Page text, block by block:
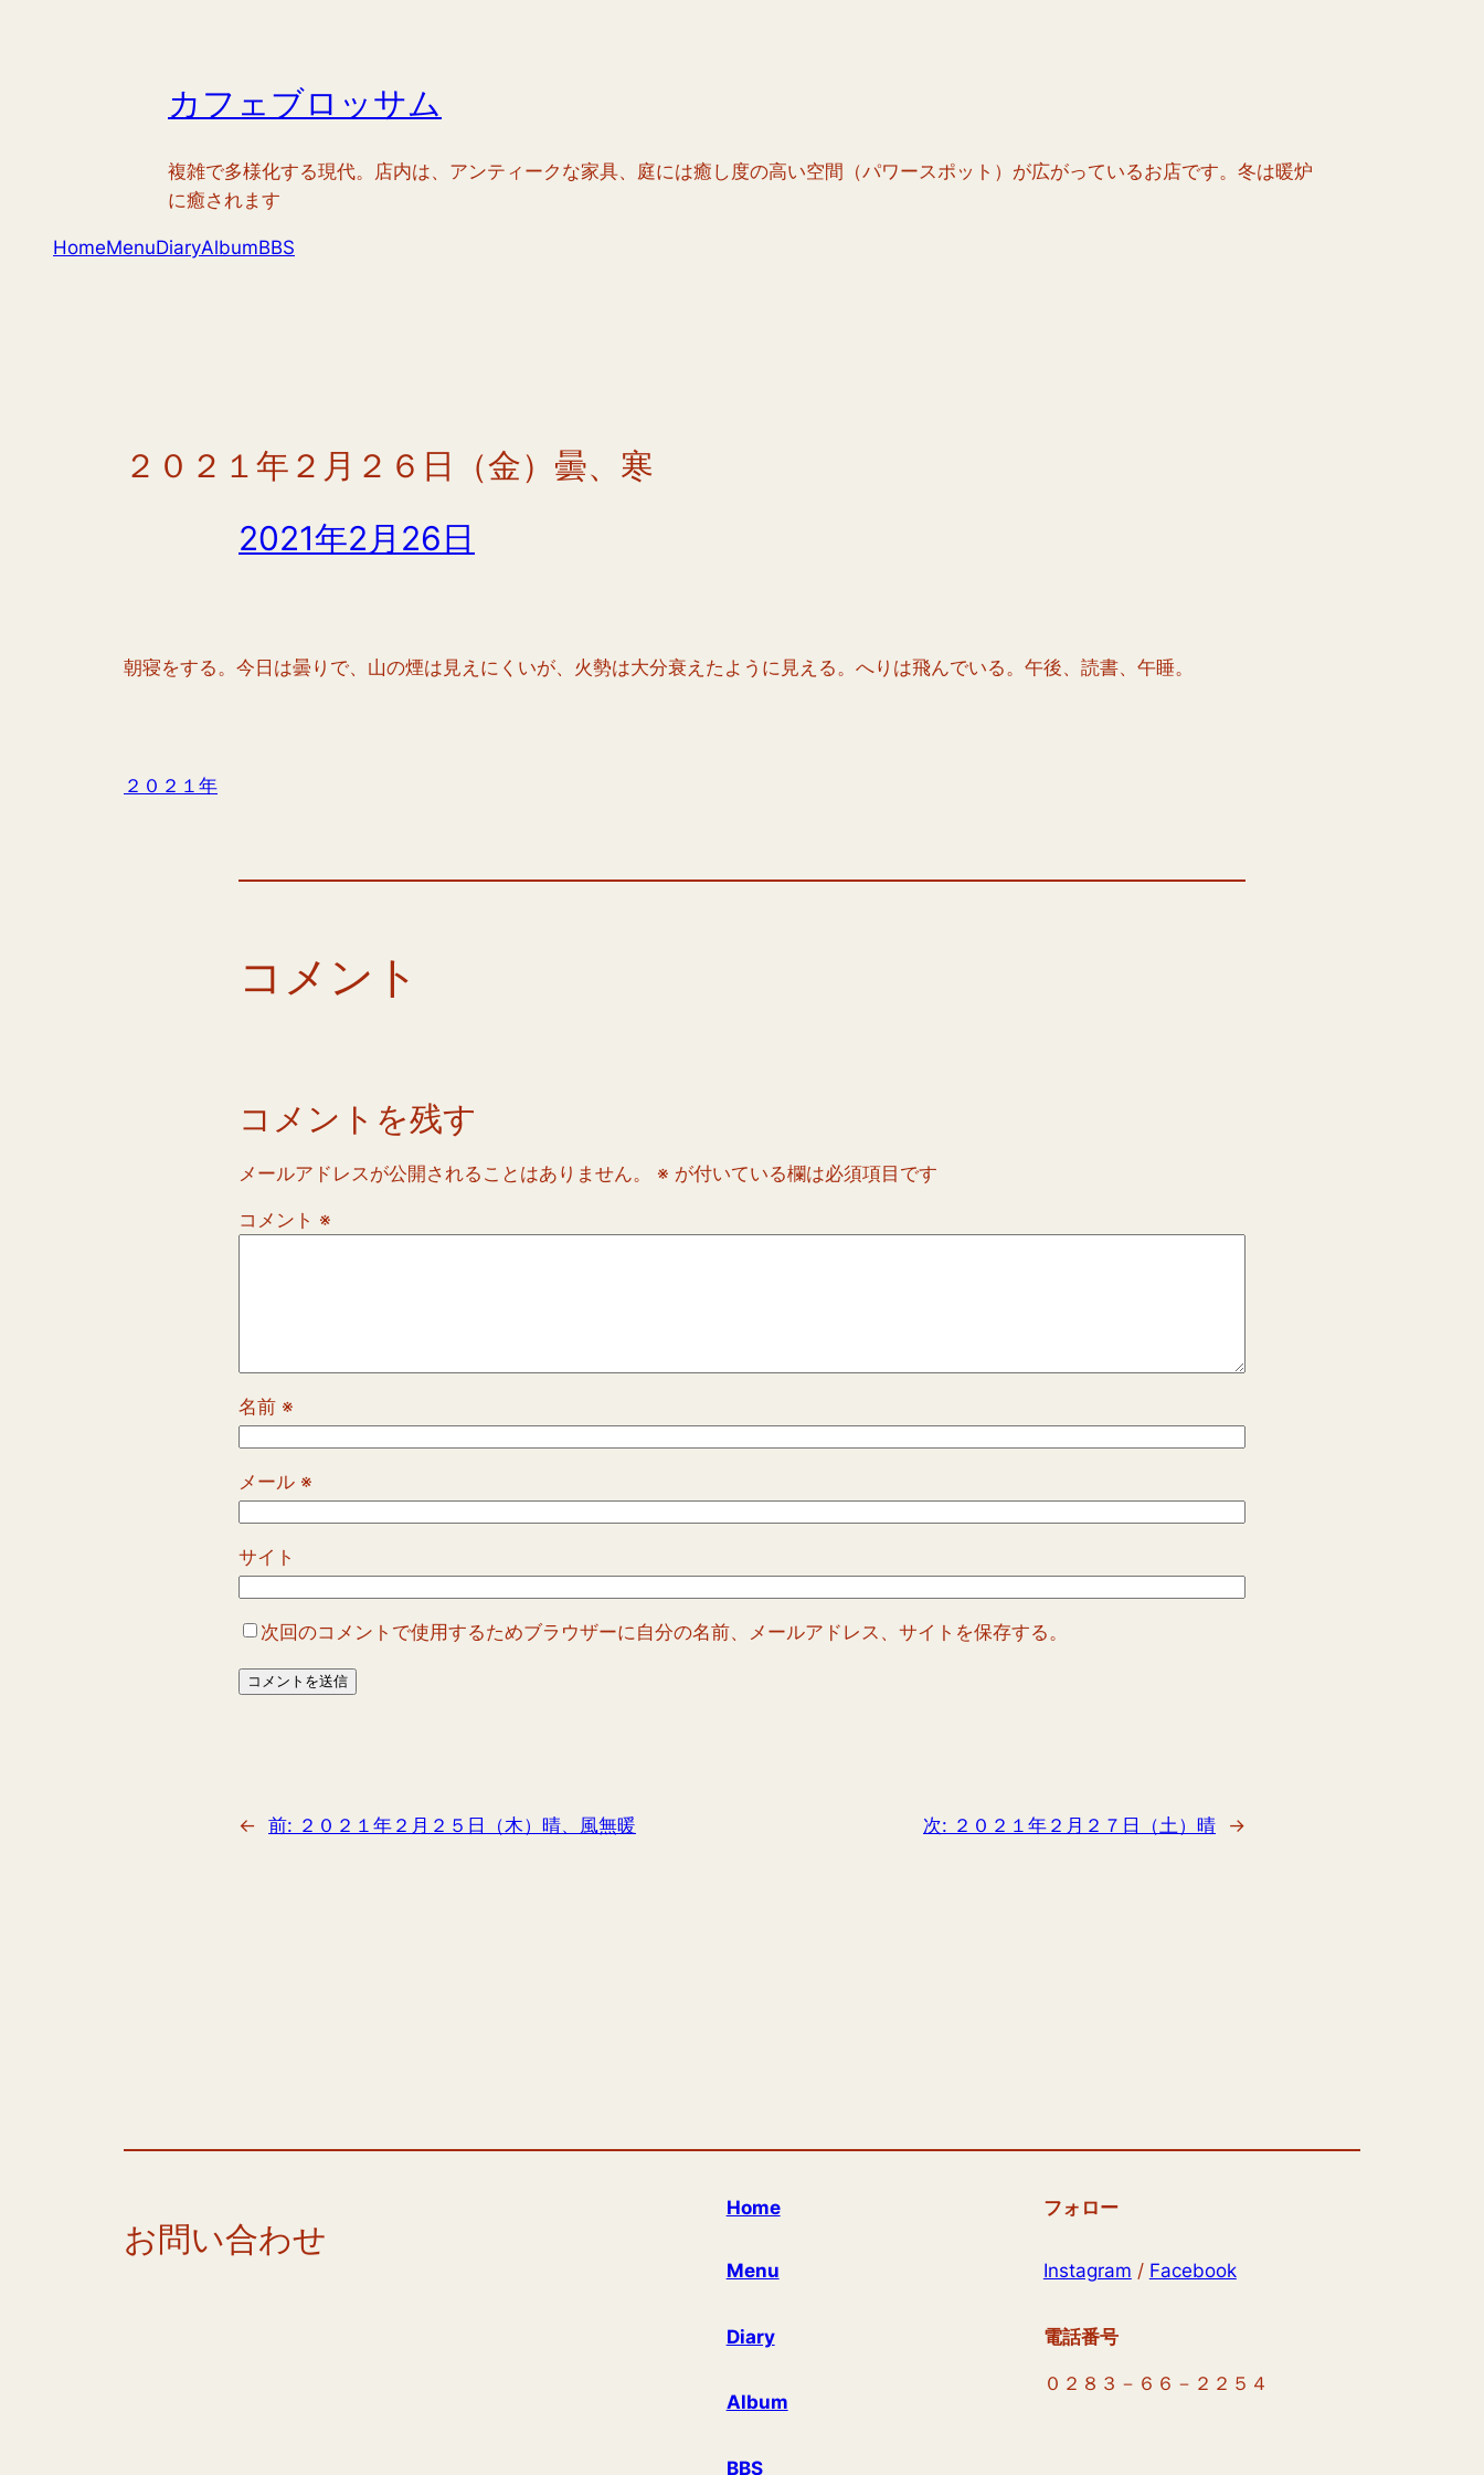
カフェブロッサム
複雑で多様化する現代。店内は、アンティークな家具、庭には癒し度の高い空間（パワースポット）が広がっているお店です。冬は暖炉
に癒されます
HomeMenuDiaryAlbumBBS
２０２１年２月２６日（金）曇、寒
2021年2月26日
朝寝をする。今日は曇りで、山の煙は見えにくいが、火勢は大分衰えたように見える。へりは飛んでいる。午後、読書、午睡。
２０２１年
コメント
コメントを残す
メールアドレスが公開されることはありません。 ※ が付いている欄は必須項目です
コメント ※
名前 ※
メール ※
サイト
次回のコメントで使用するためブラウザーに自分の名前、メールアドレス、サイトを保存する。
← 前: ２０２１年２月２５日（木）晴、風無暖 次: ２０２１年２月２７日（土）晴 →
お問い合わせ
Home
Menu
Diary
Album
BBS
フォロー
Instagram / Facebook
電話番号
０２８３－６６－２２５４